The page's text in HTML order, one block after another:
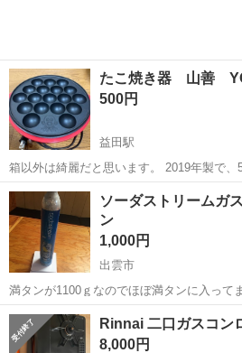
たこ焼き器 山善
500円
益田駅
箱以外は綺麗だと思います。 2019年製で、5回ほど使用し、現在も問
題なく使用できます。 取扱説明書(保証書)は捨ててしまったようで
す。 定価は2000円程です。
島根 益田市 益田駅 キッチン家電
ソーダストリームガ
ン
1,000円
出雲市
満タンが1100ｇなのでほぼ満タンに入って
交換が条件です。 発送は出来ませんので出
限ります。
島根 出雲市 キッチン家電
Rinnai 二口ガスコン
8,000円